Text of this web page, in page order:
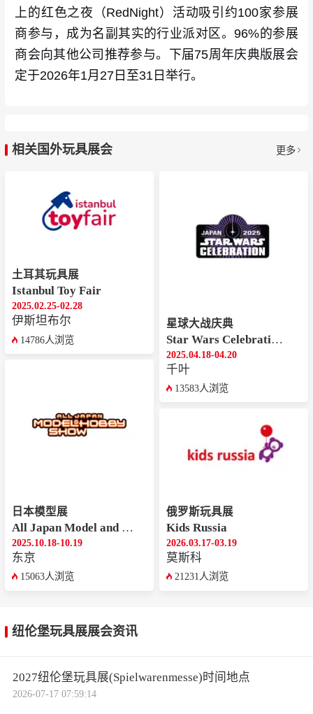
上的红色之夜（RedNight）活动吸引约100家参展
商参与，成为名副其实的行业派对区。96%的参展
商会向其他公司推荐参与。下届75周年庆典版展会
定于2026年1月27日至31日举行。
相关国外玩具展会 更多
土耳其玩具展
Istanbul Toy Fair
2025.02.25-02.28
‌伊斯坦布尔
14786人浏览
日本模型展
All Japan Model and Hobby Show
2025.10.18-10.19
东京
15063人浏览
星球大战庆典
Star Wars Celebration Japan
2025.04.18-04.20
千叶
13583人浏览
俄罗斯玩具展
Kids Russia
2026.03.17-03.19
莫斯科
21231人浏览
纽伦堡玩具展展会资讯
2027纽伦堡玩具展(Spielwarenmesse)时间地点
2026-07-17 07:59:14